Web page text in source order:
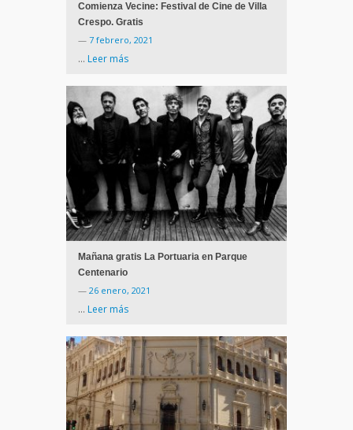
Comienza Vecine: Festival de Cine de Villa
Crespo. Gratis
— 7 febrero, 2021
… Leer más
Mañana gratis La Portuaria en Parque
Centenario
— 26 enero, 2021
… Leer más